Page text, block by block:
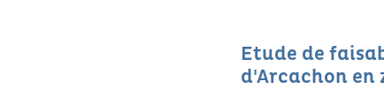
Etude de
d'Arcachon en